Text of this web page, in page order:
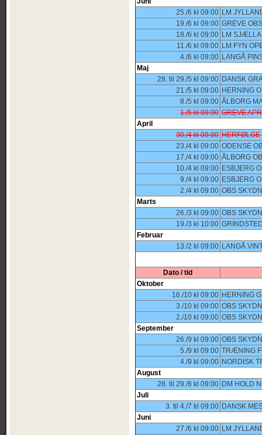
25./6 kl 09:00 LM
19./6 kl 09:00 GREVE
18./6 kl 09:00 LM
11./6 kl 09:00 LM FYN
4./6 kl 09:00 LANGÅ
Maj
28. til 29./5 kl 09:00 DANSK
21./5 kl 09:00 HERNING
8./5 kl 09:00 ÅLBORG
1./5 kl 09:00 GREVE
April
30./4 kl 09:00 HERFØLGE
23./4 kl 09:00 ODENSE
17./4 kl 09:00 ÅLBORG
10./4 kl 09:00 ESBJERG
9./4 kl 09:00 ESBJERG
2./4 kl 09:00 OBS
Marts
26./3 kl 09:00 OBS
19./3 kl 10:00
Februar
13./2 kl 09:00 LANGÅ
Dato / tid
Oktober
16./10 kl 09:00 HERNING
3./10 kl 09:00 OBS
2./10 kl 09:00 OBS
September
26./9 kl 09:00 OBS
5./9 kl 09:00 TRÆNING
4./9 kl 09:00 NORDISK
August
28. til 29./8 kl 09:00 DM HOLD
Juli
3. til 4./7 kl 09:00 DANSK
Juni
27./6 kl 09:00 LM